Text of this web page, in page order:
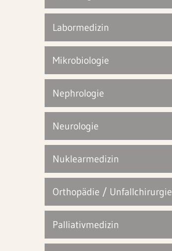
Labormedizin
Mikrobiologie
Nephrologie
Neurologie
Nuklearmedizin
Orthopädie / Unfallchirurgie
Palliativmedizin